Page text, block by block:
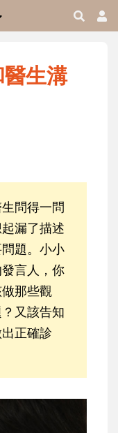
生溝
問得一問
漏了描述
題。小小
言人，你
那些觀
又該告知
正確診